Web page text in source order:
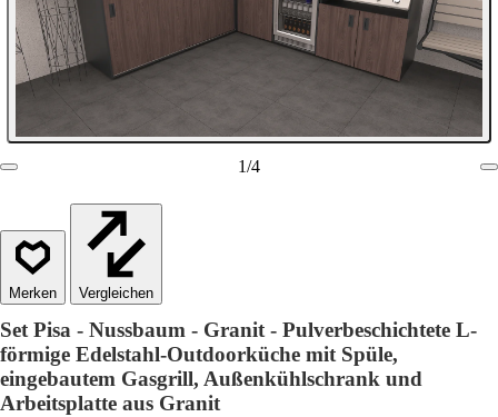
1/4
Vergleichen
Set Pisa - Nussbaum - Granit - Pulverbeschichtete L-
förmige Edelstahl-Outdoorküche mit Spüle,
eingebautem Gasgrill, Außenkühlschrank und
Arbeitsplatte aus Granit